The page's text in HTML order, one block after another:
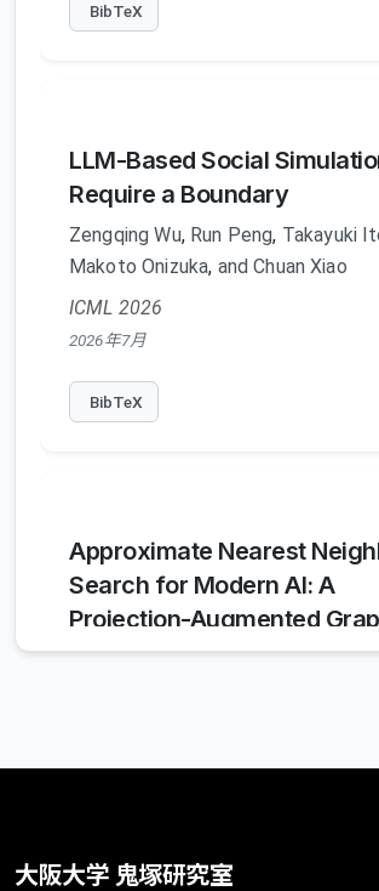
BibTeX
LLM-Based Social
Require a Boundary
Zengqing Wu, Run Peng, Takayuki
Makoto Onizuka, and Chuan Xiao
ICML 2026
2026年7月
BibTeX
Approximate Nearest
Search for Modern AI: A
Projection-Augmented
Approach
ICML 2026
BibTeX
大阪大学 鬼塚研究室